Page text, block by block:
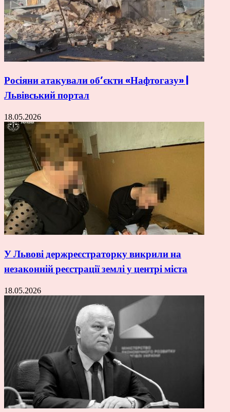
Росіяни атакували об’єкти «Нафтогазу» |
Львівський портал
18.05.2026
У Львові держреєстраторку викрили на
незаконній реєстрації землі у центрі міста
18.05.2026